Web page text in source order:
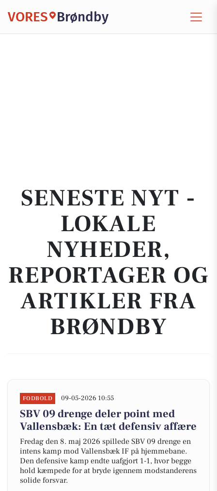
VORES Brøndby
SENESTE NYT -
LOKALE
NYHEDER,
REPORTAGER OG
ARTIKLER FRA
BRØNDBY
FODBOLD 09-05-2026 10:55
SBV 09 drenge deler point med
Vallensbæk: En tæt defensiv affære
Fredag den 8. maj 2026 spillede SBV 09 drenge en
intens kamp mod Vallensbæk IF på hjemmebane.
Den defensive kamp endte uafgjort 1-1, hvor begge
hold kæmpede for at bryde igennem modstanderens
solide forsvar.